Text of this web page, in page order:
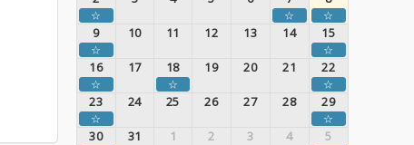
☆ ☆ ☆
9 10 11 12 13 14 15
☆ ☆
16 17 18 19 20 21 22
☆ ☆ ☆
23 24 25 26 27 28 29
☆ ☆
30 31 1 2 3 4 5